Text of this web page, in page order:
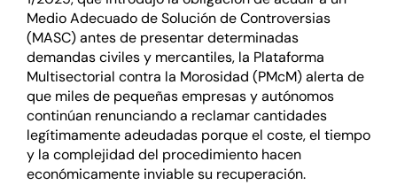
Medio Adecuado de Solución de Controversias
(MASC) antes de presentar determinadas
demandas civiles y mercantiles, la Plataforma
Multisectorial contra la Morosidad (PMcM) alerta de
que miles de pequeñas empresas y autónomos
continúan renunciando a reclamar cantidades
legítimamente adeudadas porque el coste, el tiempo
y la complejidad del procedimiento hacen
económicamente inviable su recuperación.